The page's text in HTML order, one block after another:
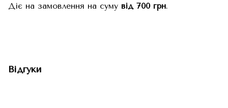
Діє на замовлення на суму від 700 грн.
Відгуки